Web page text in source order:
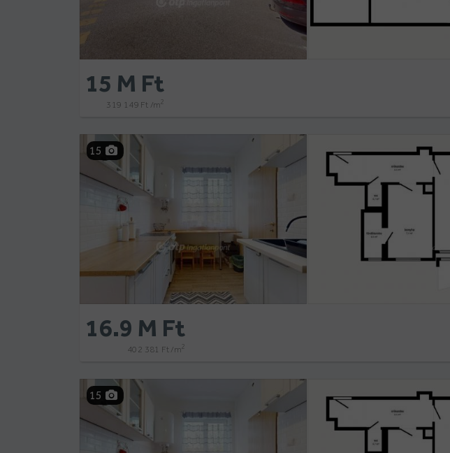
15 M Ft
319 149 Ft /m2
15
16.9 M Ft
402 381 Ft /m2
15